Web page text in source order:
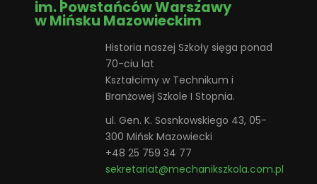
im. Powstańców Warszawy
w Mińsku Mazowieckim
Historia naszej Szkoły sięga ponad
70-ciu lat
Kształcimy w Technikum i
Branżowej Szkole I Stopnia.
ul. Gen. K. Sosnkowskiego 43, 05-
300 Mińsk Mazowiecki
+48 25 759 34 77
sekretariat@mechanikszkola.com.pl